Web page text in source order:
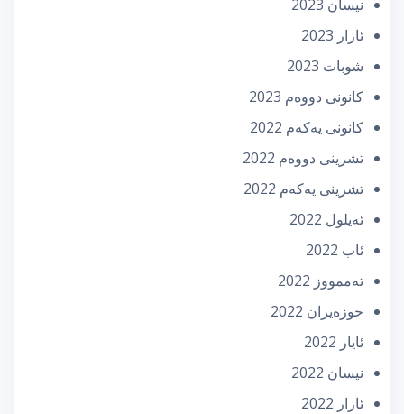
نیسان 2023
ئازار 2023
شوبات 2023
كانونی دووه‌م 2023
كانونی یه‌كه‌م 2022
تشرینی دووه‌م 2022
تشرینی یه‌كه‌م 2022
ئه‌یلول 2022
ئاب 2022
تەممووز 2022
حوزه‌یران 2022
ئایار 2022
نیسان 2022
ئازار 2022